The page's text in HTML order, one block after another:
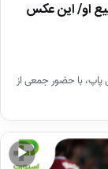
او/ این عکس
پاپ، با حضور جمعی از
▶